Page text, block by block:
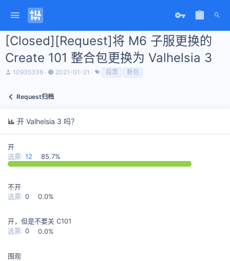
[Closed][Request]将 M6 子服更换的
Create 101 整合包更换为 Valhelsia 3
主
起
10935336
开
2021-01-21
标
签
投票 新包
Request归档
开 Valhelsia 3 吗？
开
选票: 12 85.7%
不开
选票: 0 0.0%
开，但是不要关 C101
选票: 0 0.0%
围观